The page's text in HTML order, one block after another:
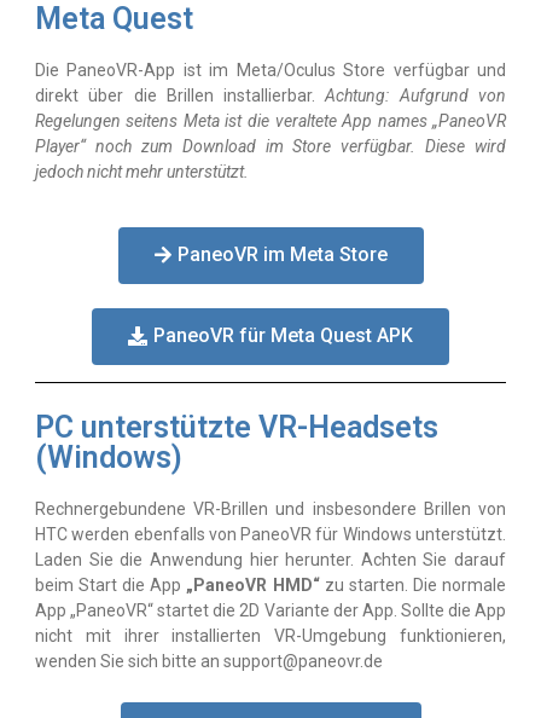
Meta Quest
Die PaneoVR-App ist im Meta/Oculus Store verfügbar und
direkt über die Brillen installierbar.Achtung: Aufgrund von
Regelungen seitens Meta ist die veraltete App names „PaneoVR
Player“ noch zum Download im Store verfügbar. Diese wird
jedoch nicht mehr unterstützt.
PaneoVR im Meta Store
PaneoVR für Meta Quest APK
PC unterstützte VR-Headsets
(Windows)
Rechnergebundene VR-Brillen und insbesondere Brillen von
HTC werden ebenfalls von PaneoVR für Windows unterstützt.
Laden Sie die Anwendung hier herunter. Achten Sie darauf
beim Start die App „PaneoVR HMD“zu starten. Die normale
App „PaneoVR“ startet die 2D Variante der App. Sollte die App
nicht mit ihrer installierten VR-Umgebung funktionieren,
wenden Sie sich bitte an support@paneovr.de